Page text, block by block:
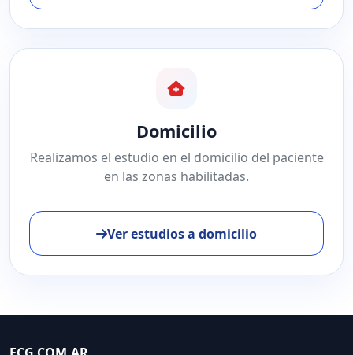
Domicilio
Realizamos el estudio en el domicilio del paciente
en las zonas habilitadas.
Ver estudios a domicilio